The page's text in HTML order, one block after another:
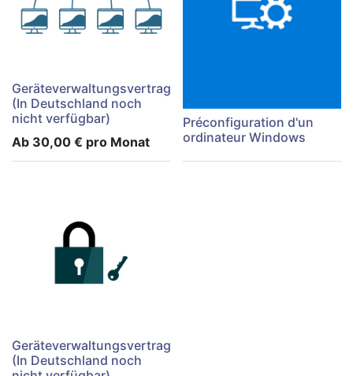
Geräteverwaltungsvertrag
(In Deutschland noch
nicht verfügbar)
Ab 30,00 € pro Monat
Préconfiguration d'un
ordinateur Windows
Geräteverwaltungsvertrag
(In Deutschland noch